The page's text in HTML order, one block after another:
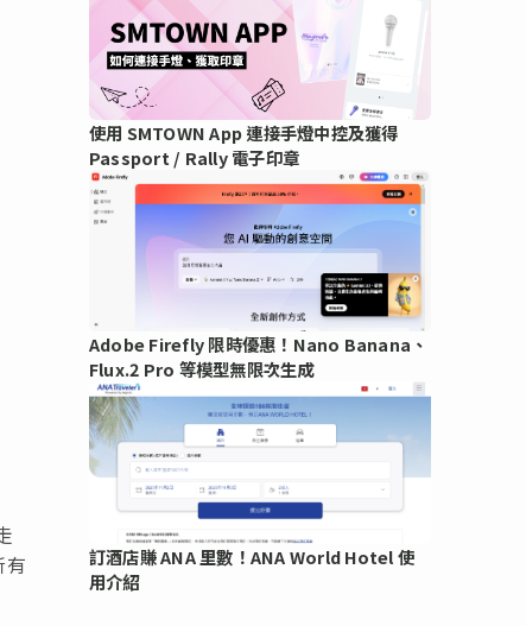
有
使用 SMTOWN App 連接手燈中控及獲得
Passport / Rally 電子印章
Adobe Firefly 限時優惠！Nano Banana、
Flux.2 Pro 等模型無限次生成
訂酒店賺 ANA 里數！ANA World Hotel 使
用介紹